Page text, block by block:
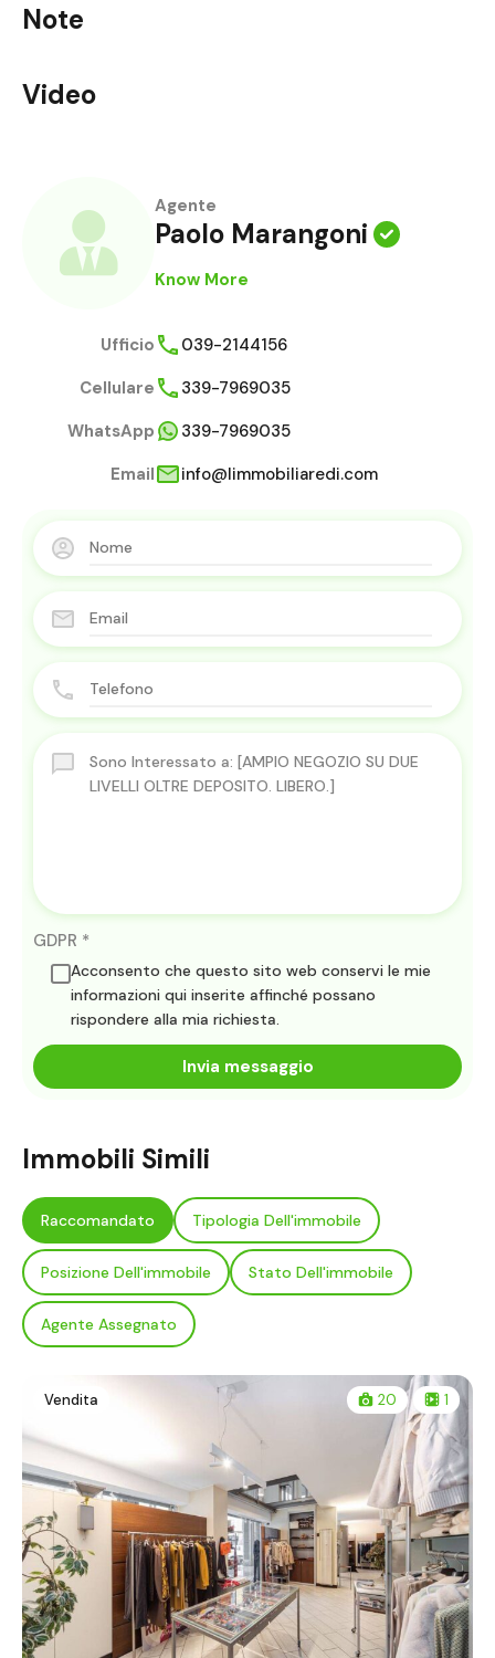
Note
Video
Agente
Paolo Marangoni
Know More
Ufficio
039-2144156
Cellulare
339-7969035
WhatsApp
339-7969035
Email
info@limmobiliaredi.com
GDPR *
Acconsento che questo sito web conservi le mie
informazioni qui inserite affinché possano
rispondere alla mia richiesta.
Invia messaggio
Immobili Simili
Raccomandato Tipologia Dell'immobile
Posizione Dell'immobile Stato Dell'immobile
Agente Assegnato
Vendita 20 1